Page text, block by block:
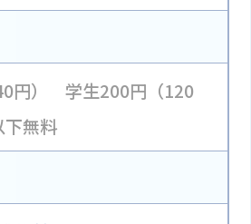
円） 学生200円（120
無料